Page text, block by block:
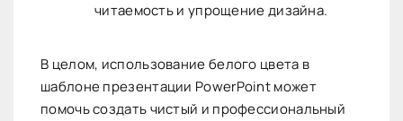
читаемость и упрощение дизайна.
В целом, использование белого цвета в
шаблоне презентации PowerPoint может
помочь создать чистый и профессиональный